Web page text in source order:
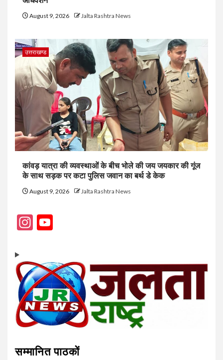
August 9, 2026 Jalta Rashtra News
उत्तराखण्ड
कांवड़ यात्रा की व्यवस्थाओं के बीच भोले की जय जयकार की गूंज
के साथ सड़क पर कटा पुलिस जवान का बर्थ डे केक
August 9, 2026 Jalta Rashtra News
Instagram
सम्मानित पाठकों